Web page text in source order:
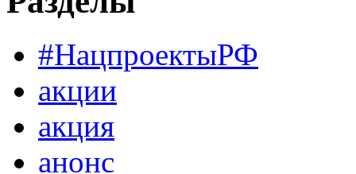
#НацпроектыРФ
акции
акция
анонс